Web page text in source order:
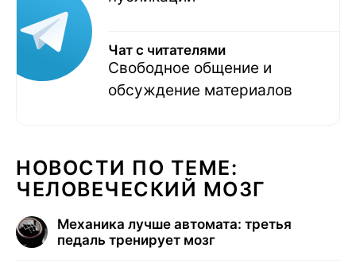
Чат с читателями
Свободное общение и
обсуждение материалов
НОВОСТИ ПО ТЕМЕ:
ЧЕЛОВЕЧЕСКИЙ МОЗГ
Механика лучше автомата: третья
педаль тренирует мозг